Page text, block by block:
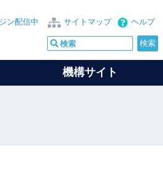
ヘルプ
サイトマップ
ン配信中
機構サイト